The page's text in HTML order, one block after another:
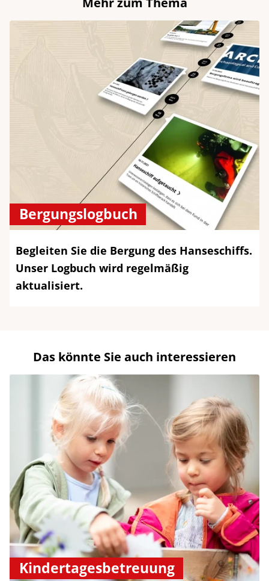
Bergungslogbuch
Begleiten Sie die Bergung des Hanseschiffs.
Unser Logbuch wird regelmäßig
aktualisiert.
Das könnte Sie auch interessieren
Kindertagesbetreuung